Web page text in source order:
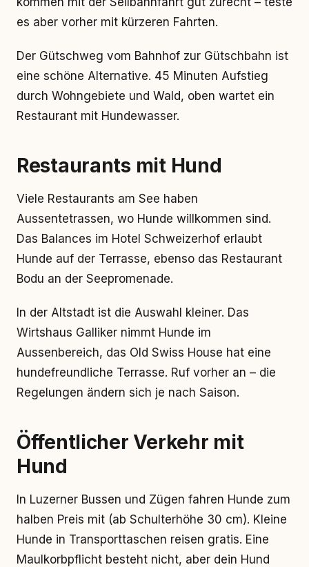
es aber vorher mit kürzeren Fahrten.
Der Gütschweg vom Bahnhof zur Gütschbahn ist
eine schöne Alternative. 45 Minuten Aufstieg
durch Wohngebiete und Wald, oben wartet ein
Restaurant mit Hundewasser.
Restaurants mit Hund
Viele Restaurants am See haben
Aussentetrassen, wo Hunde willkommen sind.
Das Balances im Hotel Schweizerhof erlaubt
Hunde auf der Terrasse, ebenso das Restaurant
Bodu an der Seepromenade.
In der Altstadt ist die Auswahl kleiner. Das
Wirtshaus Galliker nimmt Hunde im
Aussenbereich, das Old Swiss House hat eine
hundefreundliche Terrasse. Ruf vorher an – die
Regelungen ändern sich je nach Saison.
Öffentlicher Verkehr mit
Hund
In Luzerner Bussen und Zügen fahren Hunde zum
halben Preis mit (ab Schulterhöhe 30 cm). Kleine
Hunde in Transporttaschen reisen gratis. Eine
Maulkorbpflicht besteht nicht, aber dein Hund